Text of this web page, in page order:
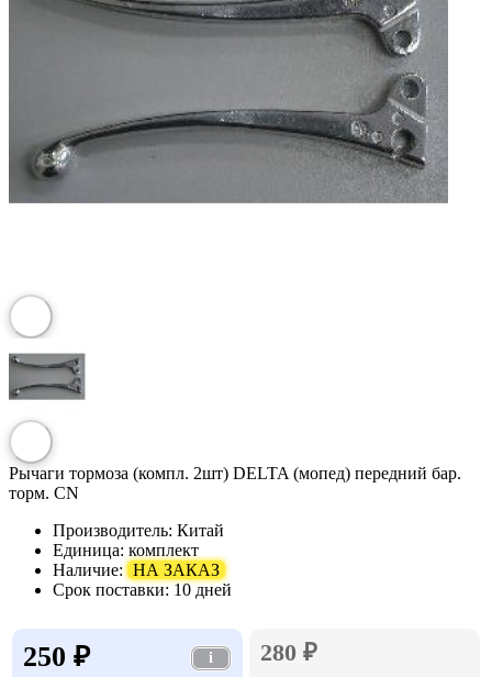
Рычаги тормоза (компл. 2шт) DELTA (мопед) передний бар.
торм. CN
Производитель: Китай
Единица: комплект
Наличие: НА ЗАКАЗ
Срок поставки: 10 дней
250 ₽
i
280 ₽